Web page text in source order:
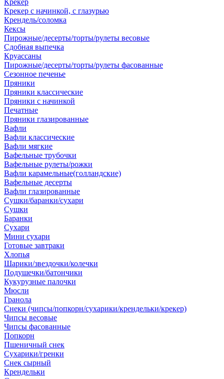
Крекер
Крекер с начинкой, с глазурью
Крендель/соломка
Кексы
Пирожные/десерты/торты/рулеты весовые
Сдобная выпечка
Круассаны
Пирожные/десерты/торты/рулеты фасованные
Сезонное печенье
Пряники
Пряники классические
Пряники с начинкой
Печатные
Пряники глазированные
Вафли
Вафли классические
Вафли мягкие
Вафельные трубочки
Вафельные рулеты/рожки
Вафли карамельные(голландские)
Вафельные десерты
Вафли глазированные
Сушки/баранки/сухари
Сушки
Баранки
Сухари
Мини сухари
Готовые завтраки
Хлопья
Шарики/звездочки/колечки
Подушечки/батончики
Кукурузные палочки
Мюсли
Гранола
Снеки (чипсы/попкорн/сухарики/крендельки/крекер)
Чипсы весовые
Чипсы фасованные
Попкорн
Пшеничный снек
Сухарики/гренки
Снек сырный
Крендельки